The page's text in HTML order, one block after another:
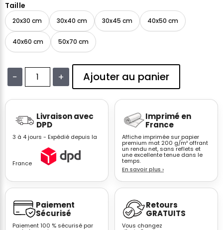
Taille
20x30 cm 30x40 cm 30x45 cm 40x50 cm
40x60 cm 50x70 cm
−
Affiche
enfant
aquarelle
étoiles
Be
Kind
+ Ajouter au panier
Livraison avec
DPD
3 à 4 jours - Expédié depuis la
France
Imprimé en
France
Affiche imprimée sur papier
premium mat 200 g/m² offrant
un rendu net, sans reflets et
une excellente tenue dans le
temps.
En savoir plus ›
Paiement
Sécurisé
Paiement 100 % sécurisé par
Retours
GRATUITS
Vous changez